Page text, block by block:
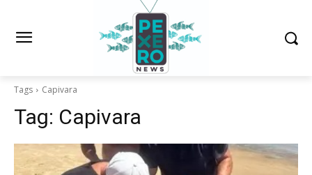
Tags Capivara
Tag: Capivara